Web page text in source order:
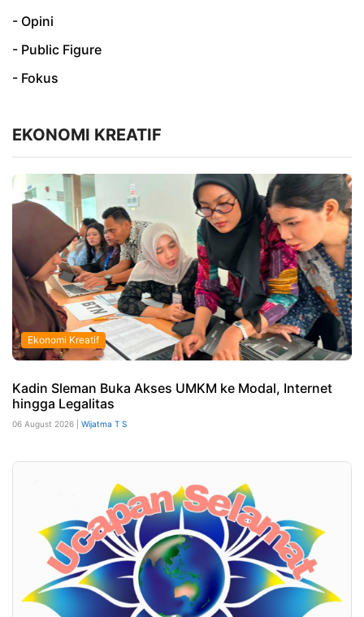
- Opini
- Public Figure
- Fokus
EKONOMI KREATIF
Ekonomi Kreatif
Kadin Sleman Buka Akses UMKM ke Modal, Internet
hingga Legalitas
06 August 2026 | Wijatma T S